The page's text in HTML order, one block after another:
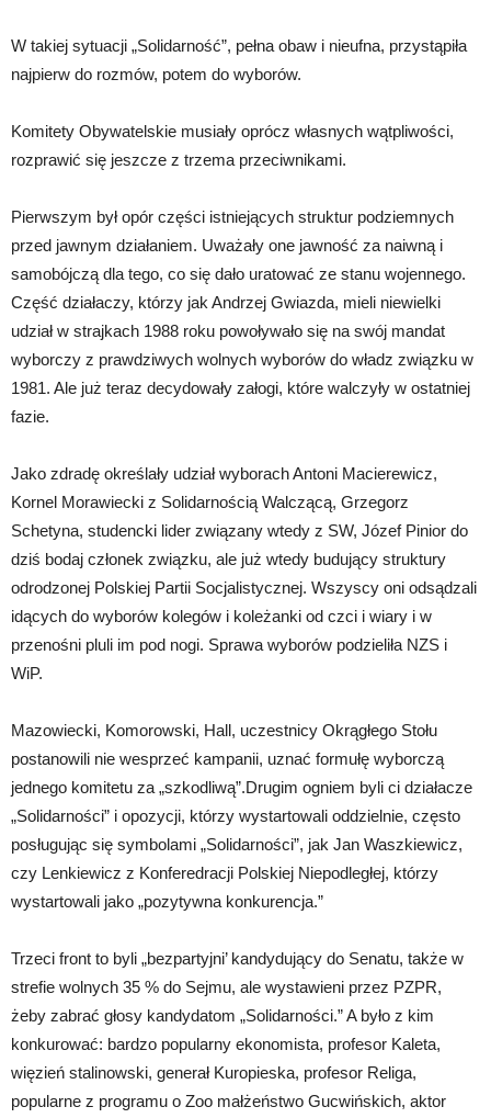
W takiej sytuacji „Solidarność”, pełna obaw i nieufna, przystąpiła
najpierw do rozmów, potem do wyborów.
Komitety Obywatelskie musiały oprócz własnych wątpliwości,
rozprawić się jeszcze z trzema przeciwnikami.
Pierwszym był opór części istniejących struktur podziemnych
przed jawnym działaniem. Uważały one jawność za naiwną i
samobójczą dla tego, co się dało uratować ze stanu wojennego.
Część działaczy, którzy jak Andrzej Gwiazda, mieli niewielki
udział w strajkach 1988 roku powoływało się na swój mandat
wyborczy z prawdziwych wolnych wyborów do władz związku w
1981. Ale już teraz decydowały załogi, które walczyły w ostatniej
fazie.
Jako zdradę określały udział wyborach Antoni Macierewicz,
Kornel Morawiecki z Solidarnością Walczącą, Grzegorz
Schetyna, studencki lider związany wtedy z SW, Józef Pinior do
dziś bodaj członek związku, ale już wtedy budujący struktury
odrodzonej Polskiej Partii Socjalistycznej. Wszyscy oni odsądzali
idących do wyborów kolegów i koleżanki od czci i wiary i w
przenośni pluli im pod nogi. Sprawa wyborów podzieliła NZS i
WiP.
Mazowiecki, Komorowski, Hall, uczestnicy Okrągłego Stołu
postanowili nie wesprzeć kampanii, uznać formułę wyborczą
jednego komitetu za „szkodliwą”.Drugim ogniem byli ci działacze
„Solidarności” i opozycji, którzy wystartowali oddzielnie, często
posługując się symbolami „Solidarności”, jak Jan Waszkiewicz,
czy Lenkiewicz z Konferedracji Polskiej Niepodległej, którzy
wystartowali jako „pozytywna konkurencja.”
Trzeci front to byli „bezpartyjni’ kandydujący do Senatu, także w
strefie wolnych 35 % do Sejmu, ale wystawieni przez PZPR,
żeby zabrać głosy kandydatom „Solidarności.” A było z kim
konkurować: bardzo popularny ekonomista, profesor Kaleta,
więzień stalinowski, generał Kuropieska, profesor Religa,
popularne z programu o Zoo małżeństwo Gucwińskich, aktor